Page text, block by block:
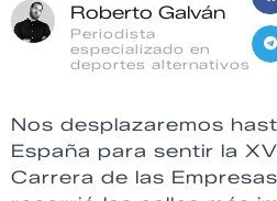
Roberto Galván
Periodista
especializado en
deportes alternativos
Nos desplazaremos
España para sentir la
Carrera de las